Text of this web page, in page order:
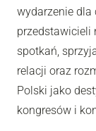
wydarzenie dla
przedstawicieli
spotkań,
relacji oraz
Polski jako
kongresów i